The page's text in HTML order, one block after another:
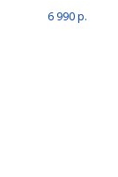
6 990 р.